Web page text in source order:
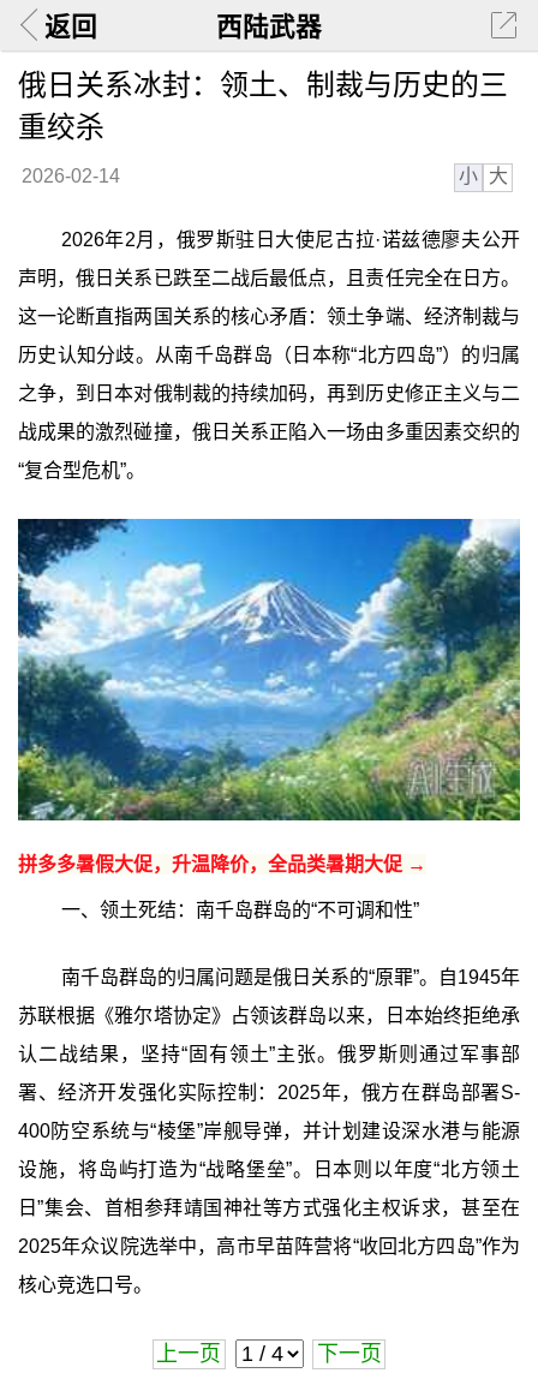
返回 西陆武器
俄日关系冰封：领土、制裁与历史的三
重绞杀
2026-02-14 小 大
2026年2月，俄罗斯驻日大使尼古拉·诺兹德廖夫公开
声明，俄日关系已跌至二战后最低点，且责任完全在日方。
这一论断直指两国关系的核心矛盾：领土争端、经济制裁与
历史认知分歧。从南千岛群岛（日本称“北方四岛”）的归属
之争，到日本对俄制裁的持续加码，再到历史修正主义与二
战成果的激烈碰撞，俄日关系正陷入一场由多重因素交织的
“复合型危机”。
拼多多暑假大促，升温降价，全品类暑期大促 →
一、领土死结：南千岛群岛的“不可调和性”
南千岛群岛的归属问题是俄日关系的“原罪”。自1945年
苏联根据《雅尔塔协定》占领该群岛以来，日本始终拒绝承
认二战结果，坚持“固有领土”主张。俄罗斯则通过军事部
署、经济开发强化实际控制：2025年，俄方在群岛部署S-
400防空系统与“棱堡”岸舰导弹，并计划建设深水港与能源
设施，将岛屿打造为“战略堡垒”。日本则以年度“北方领土
日”集会、首相参拜靖国神社等方式强化主权诉求，甚至在
2025年众议院选举中，高市早苗阵营将“收回北方四岛”作为
核心竞选口号。
上一页 下一页